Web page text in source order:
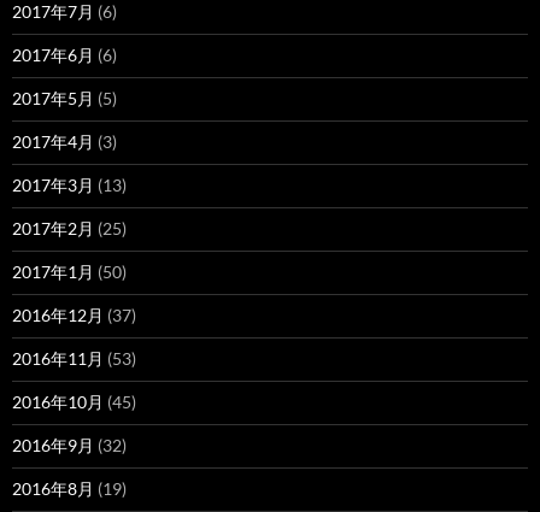
2017年7月 (6)
2017年6月 (6)
2017年5月 (5)
2017年4月 (3)
2017年3月 (13)
2017年2月 (25)
2017年1月 (50)
2016年12月 (37)
2016年11月 (53)
2016年10月 (45)
2016年9月 (32)
2016年8月 (19)